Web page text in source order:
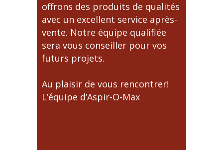
offrons des produits de qualités
avec un excellent service après-
vente. Notre équipe qualifiée
sera vous conseiller pour vos
futurs projets.
Au plaisir de vous rencontrer!
L’équipe d’Aspir-O-Max